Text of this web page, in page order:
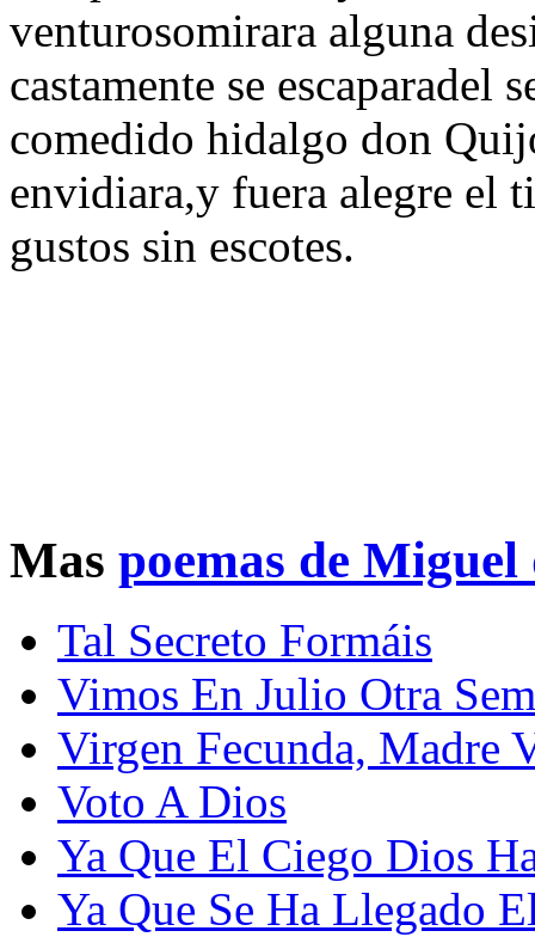
venturosomirara alguna
castamente se
comedido hidalgo don
envidiara,y fuera alegre el
gustos sin escotes.
Mas poemas de
Tal Secreto Formáis
Vimos En Julio Otra
Virgen Fecunda, Madre
Voto A Dios
Ya Que El Ciego Dios
Ya Que Se Ha Llegado